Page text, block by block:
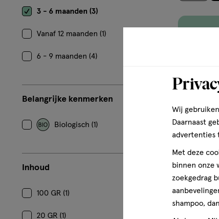
3 - 6 maanden (3)
Vanaf 12 maanden (1)
6 - 9 maanden (4)
Belangrijke kenmerken
Biologisch (1)
Inhoud
100 GR (1)
20 GR (1)
Wij
Daarnaast
advertenties
Met deze
binnen onze
zoekgedrag
shampoo,